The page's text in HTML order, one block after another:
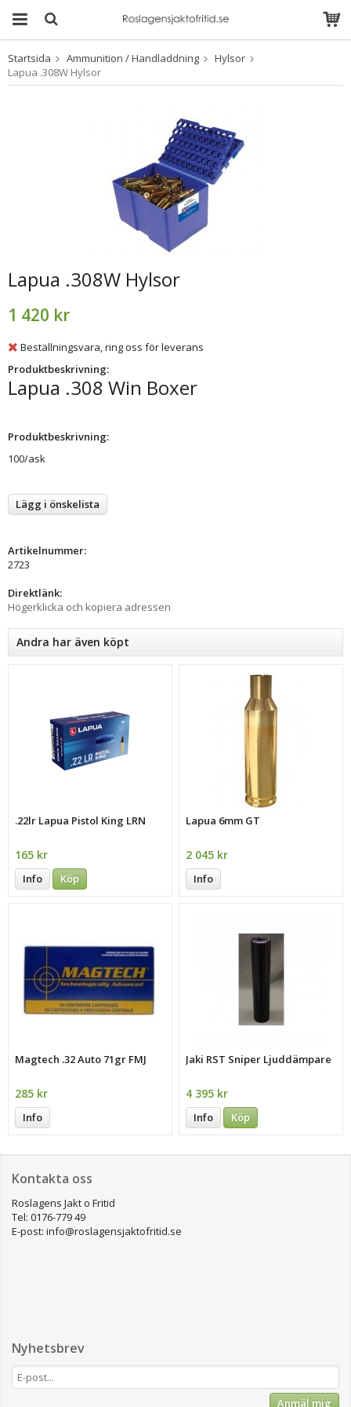
Produkten har blivit
Startsida Ammunition / Handladdning
Hylsor
Lapua .308W Hylsor
Lapua .308W Hylsor
1 420 kr
Beställningsvara, ring oss för leverans
Produktbeskrivning:
Lapua .308 Win Boxer
Produktbeskrivning:
100/ask
Lägg i önskelista
Artikelnummer:
2723
Direktlänk:
Högerklicka och kopiera adressen
Andra har även köpt
.22lr Lapua Pistol King LRN
165 kr
Info Köp
Lapua 6mm GT
2 045 kr
Info
Magtech .32 Auto 71gr FMJ
285 kr
Info
Jaki RST Sniper Ljuddämpare
4 395 kr
Info Köp
Kontakta oss
Roslagens Jakt o Fritid
Tel: 0176-779 49
E-post: info@roslagensjaktofritid.se
Nyhetsbrev
Anmäl mig